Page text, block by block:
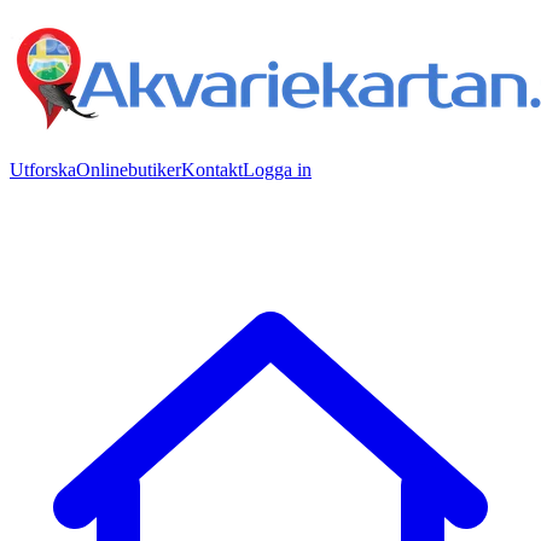
UtforskaOnlinebutikerKontaktLogga in